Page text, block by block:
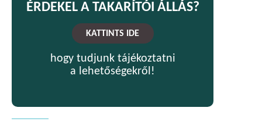
ÉRDEKEL A TAKARÍTÓI ÁLLÁS?
KATTINTS IDE
hogy tudjunk tájékoztatni
a lehetőségekről!